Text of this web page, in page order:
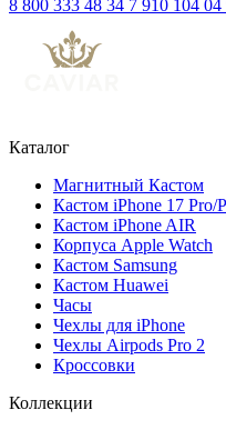
8 800 333 48 34 7 910 104 04
Каталог
Магнитный Кастом
Кастом iPhone 17 Pro/
Кастом iPhone AIR
Корпуса Apple Watch
Кастом Samsung
Кастом Huawei
Часы
Чехлы для iPhone
Чехлы Airpods Pro 2
Кроссовки
Коллекции